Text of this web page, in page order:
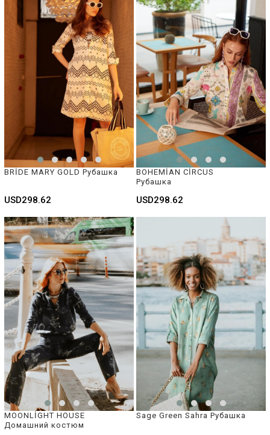
BRİDE MARY GOLD Рубашка
USD298.62
BOHEMİAN CİRCUS
Рубашка
USD298.62
MOONLİGHT HOUSE
Домашний костюм
Sage Green Sahra Рубашка